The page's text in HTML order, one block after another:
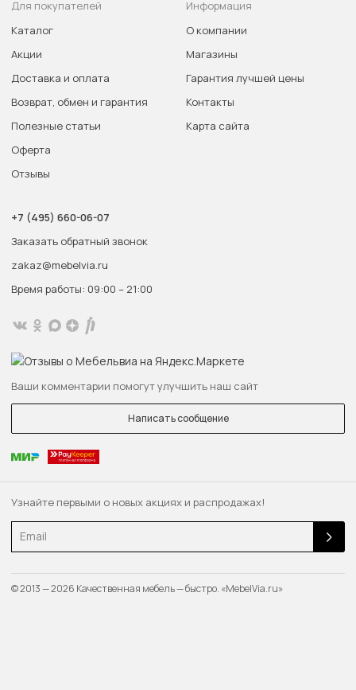
Узнайте первыми о новых акциях и распродажах!
Email
Для покупателей
Каталог
Акции
Доставка и оплата
Возврат, обмен и гарантия
Полезные статьи
Оферта
Отзывы
Информация
О компании
Магазины
Гарантия лучшей цены
Контакты
Карта сайта
+7 (495) 660-06-07
Заказать обратный звонок
zakaz@mebelvia.ru
Время работы: 09:00 – 21:00
Ваши комментарии помогут улучшить наш сайт
Написать сообщение
© 2013 — 2026 Качественная мебель — быстро. «MebelVia.ru»